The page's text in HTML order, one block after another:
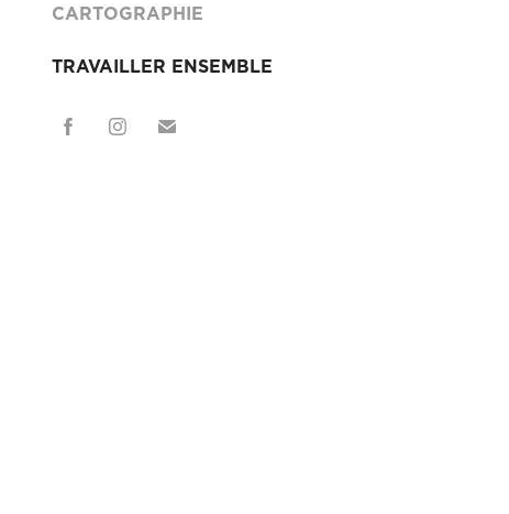
CARTOGRAPHIE
TRAVAILLER ENSEMBLE